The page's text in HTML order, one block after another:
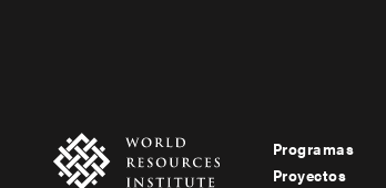
Footer
Programas
Proyectos